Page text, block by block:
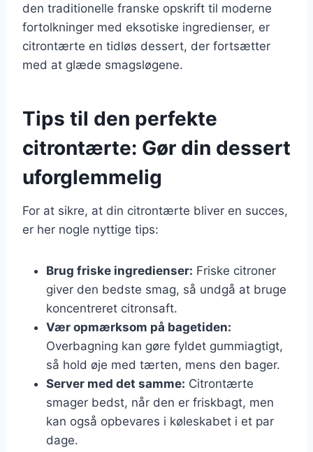
den traditionelle franske opskrift til moderne
fortolkninger med eksotiske ingredienser, er
citrontærte en tidløs dessert, der fortsætter
med at glæde smagsløgene.
Tips til den perfekte
citrontærte: Gør din dessert
uforglemmelig
For at sikre, at din citrontærte bliver en succes,
er her nogle nyttige tips:
Brug friske ingredienser: Friske citroner
giver den bedste smag, så undgå at bruge
koncentreret citronsaft.
Vær opmærksom på bagetiden:
Overbagning kan gøre fyldet gummiagtigt,
så hold øje med tærten, mens den bager.
Server med det samme: Citrontærte
smager bedst, når den er friskbagt, men
kan også opbevares i køleskabet i et par
dage.